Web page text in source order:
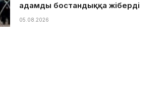
адамды бостандыққа жіберді
05.08.2026